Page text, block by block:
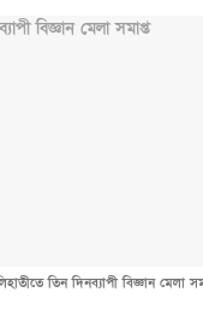
তিন দিনব্যাপী বিজ্ঞান মেলা